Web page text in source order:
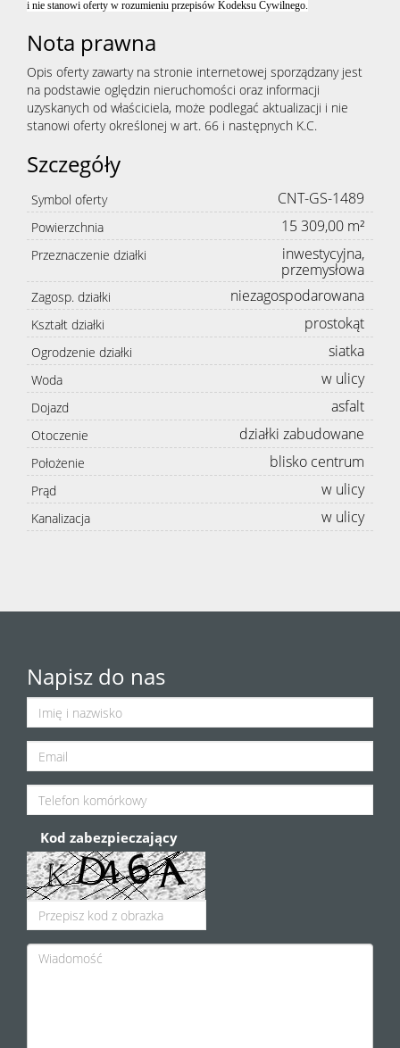
i nie stanowi oferty w rozumieniu przepisów Kodeksu Cywilnego.
Nota prawna
Opis oferty zawarty na stronie internetowej sporządzany jest
na podstawie oględzin nieruchomości oraz informacji
uzyskanych od właściciela, może podlegać aktualizacji i nie
stanowi oferty określonej w art. 66 i następnych K.C.
Szczegóły
Symbol oferty CNT-GS-1489
Powierzchnia 15 309,00 m²
Przeznaczenie działki
inwestycyjna,
przemysłowa
Zagosp. działki niezagospodarowana
Kształt działki prostokąt
Ogrodzenie działki siatka
Woda w ulicy
Dojazd asfalt
Otoczenie działki zabudowane
Położenie blisko centrum
Prąd w ulicy
Kanalizacja w ulicy
Napisz do nas
Kod zabezpieczający